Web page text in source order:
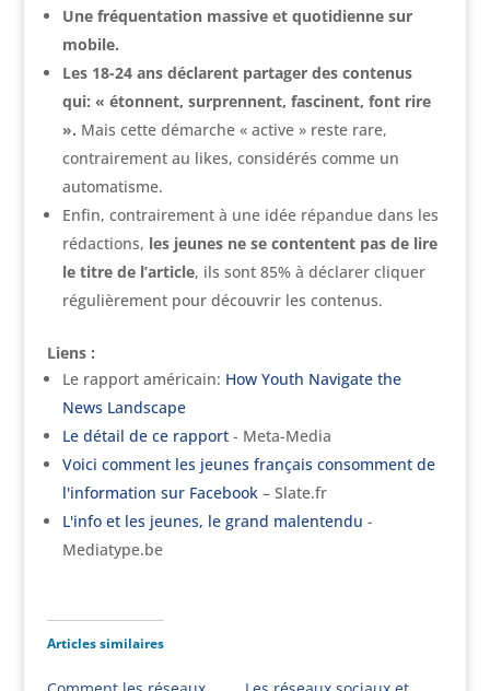
Une fréquentation massive et quotidienne sur
mobile.
Les 18-24 ans déclarent partager des contenus
qui: « étonnent, surprennent, fascinent, font rire
». Mais cette démarche « active » reste rare,
contrairement au likes, considérés comme un
automatisme.
Enfin, contrairement à une idée répandue dans les
rédactions, les jeunes ne se contentent pas de lire
le titre de l’article, ils sont 85% à déclarer cliquer
régulièrement pour découvrir les contenus.
Liens :
Le rapport américain: How Youth Navigate the
News Landscape
Le détail de ce rapport- Meta-Media
Voici comment les jeunes français consomment de
l'information sur Facebook– Slate.fr
L'info et les jeunes, le grand malentendu -
Mediatype.be
Articles similaires